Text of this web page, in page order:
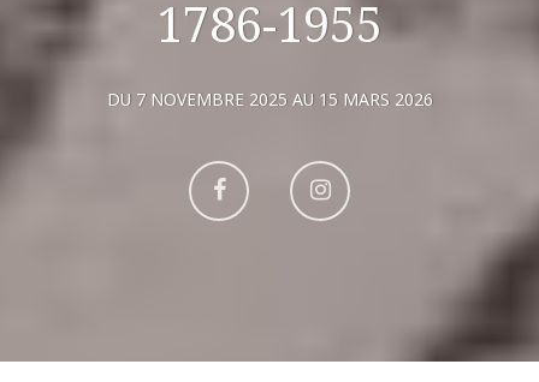
1786-1955
DU 7 NOVEMBRE 2025 AU 15 MARS 2026
Aller
Aller